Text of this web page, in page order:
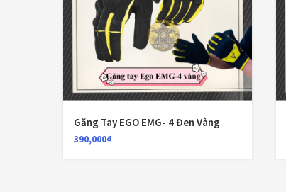
Găng Tay EGO EMG- 4 Đen Vàng
390,000₫